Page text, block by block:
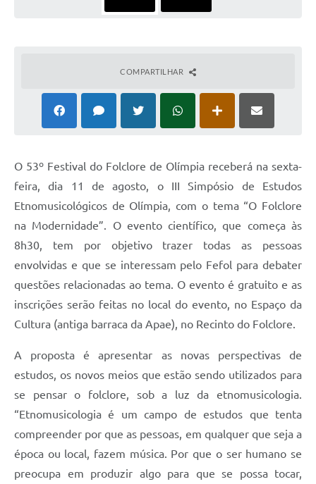
COMPARTILHAR
O 53º Festival do Folclore de Olímpia receberá na sexta-
feira, dia 11 de agosto, o III Simpósio de Estudos
Etnomusicológicos de Olímpia, com o tema “O Folclore
na Modernidade”. O evento científico, que começa às
8h30, tem por objetivo trazer todas as pessoas
envolvidas e que se interessam pelo Fefol para debater
questões relacionadas ao tema. O evento é gratuito e as
inscrições serão feitas no local do evento, no Espaço da
Cultura (antiga barraca da Apae), no Recinto do Folclore.
A proposta é apresentar as novas perspectivas de
estudos, os novos meios que estão sendo utilizados para
se pensar o folclore, sob a luz da etnomusicologia.
“Etnomusicologia é um campo de estudos que tenta
compreender por que as pessoas, em qualquer que seja a
época ou local, fazem música. Por que o ser humano se
preocupa em produzir algo para que se possa tocar,